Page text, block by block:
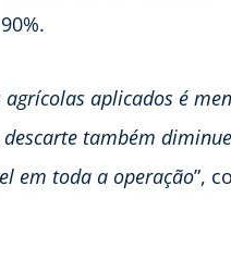
aplicados é
também
em toda a operação”,